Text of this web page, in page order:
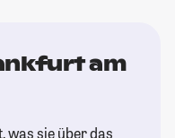
am
was sie über das